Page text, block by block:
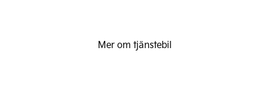
Mer om tjänstebil